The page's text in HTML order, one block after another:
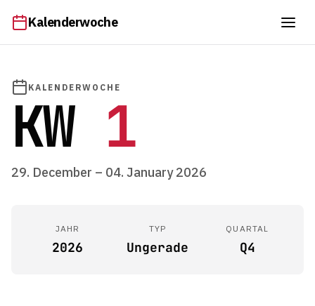
Kalenderwoche
KALENDERWOCHE
KW 1
29. December – 04. January 2026
JAHR
2026
TYP
Ungerade
QUARTAL
Q4